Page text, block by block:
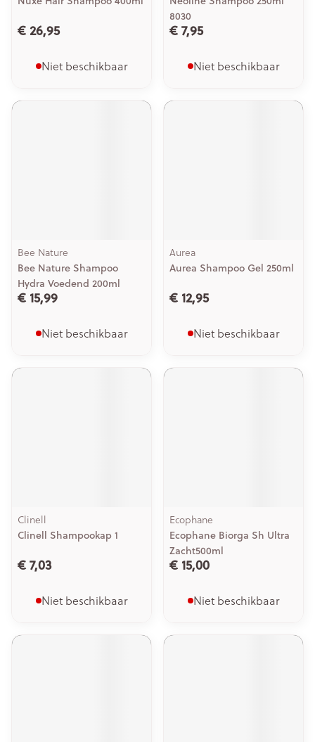
€ 26,95
Niet beschikbaar
8030
€ 7,95
Niet beschikbaar
Bee Nature
Bee Nature Shampoo
Hydra Voedend 200ml
€ 15,99
Niet beschikbaar
Aurea
Aurea Shampoo Gel 250ml
€ 12,95
Niet beschikbaar
Clinell
Clinell Shampookap 1
€ 7,03
Niet beschikbaar
Ecophane
Ecophane Biorga Sh Ultra
Zacht500ml
€ 15,00
Niet beschikbaar